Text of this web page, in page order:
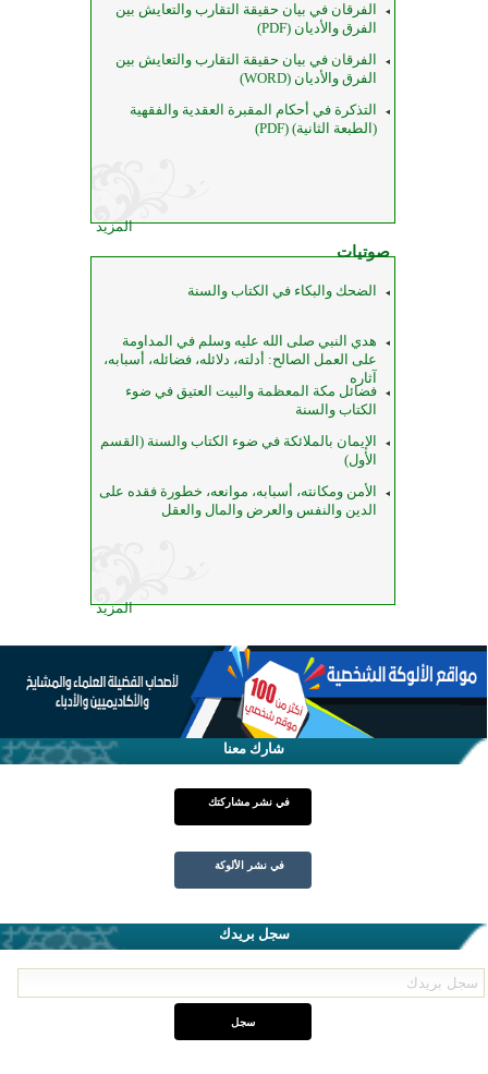
الفرقان في بيان حقيقة التقارب والتعايش بين
الفرق والأديان (PDF)
الفرقان في بيان حقيقة التقارب والتعايش بين
الفرق والأديان (WORD)
التذكرة في أحكام المقبرة العقدية والفقهية
(الطبعة الثانية) (PDF)
المزيد
صوتيات
الضحك والبكاء في الكتاب والسنة
هدي النبي صلى الله عليه وسلم في المداومة
على العمل الصالح: أدلته، دلائله، فضائله، أسبابه،
آثاره
فضائل مكة المعظمة والبيت العتيق في ضوء
الكتاب والسنة
الإيمان بالملائكة في ضوء الكتاب والسنة (القسم
الأول)
الأمن ومكانته، أسبابه، موانعه، خطورة فقده على
الدين والنفس والعرض والمال والعقل
المزيد
شارك معنا
في نشر مشاركتك
في نشر الألوكة
سجل بريدك